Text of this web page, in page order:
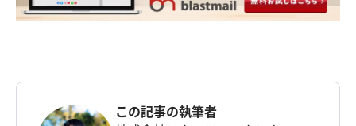
この記事の執筆者